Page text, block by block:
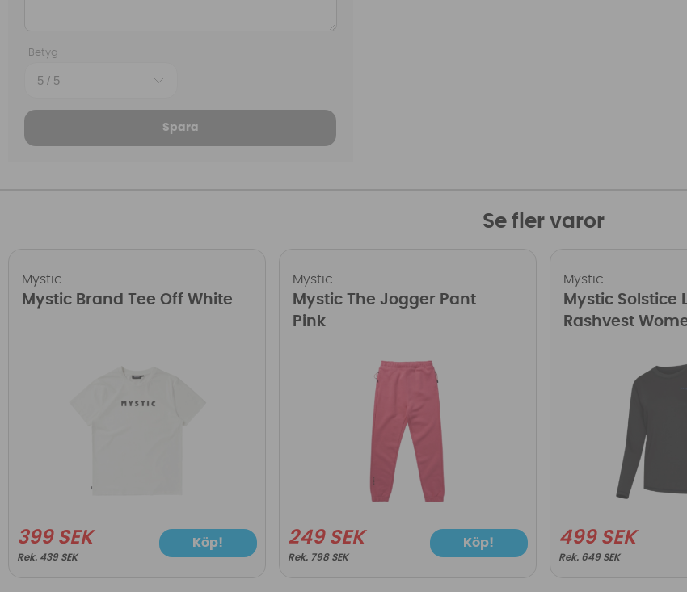
Betyg
Spara
Se fler varor
Mystic
Mystic Brand Tee Off White
399 SEK
439 SEK
Köp!
Mystic
Mystic The Jogger Pant
Pink
249 SEK
798 SEK
Köp!
Mystic
Mystic Solstice
Rashvest
499 SEK
649 SEK